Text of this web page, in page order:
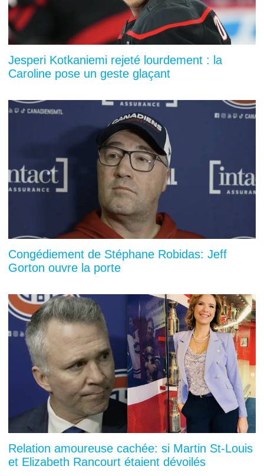
Jesperi Kotkaniemi rejeté lourdement : la
Caroline pose un geste glaçant
Congédiement de Stéphane Robidas: Jeff
Gorton ouvre la porte
Relation amoureuse cachée: si Martin St-Louis
et Elizabeth Rancourt étaient dévoilés